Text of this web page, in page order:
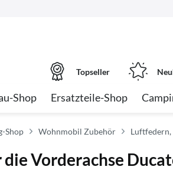
Topseller
Shop Ersatzteile-Shop
Shop Wohnmobil Zubehör Luftfedern,
Vorderachse